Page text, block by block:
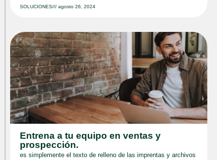
SOLUCIONES/// agosto 26, 2024
Entrena a tu equipo en ventas y
prospección.
es simplemente el texto de relleno de las imprentas y archivos